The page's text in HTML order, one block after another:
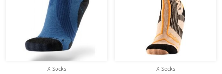
X-Socks
X-Socks